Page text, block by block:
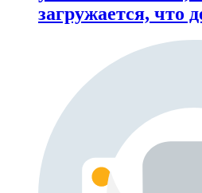
загружается, что